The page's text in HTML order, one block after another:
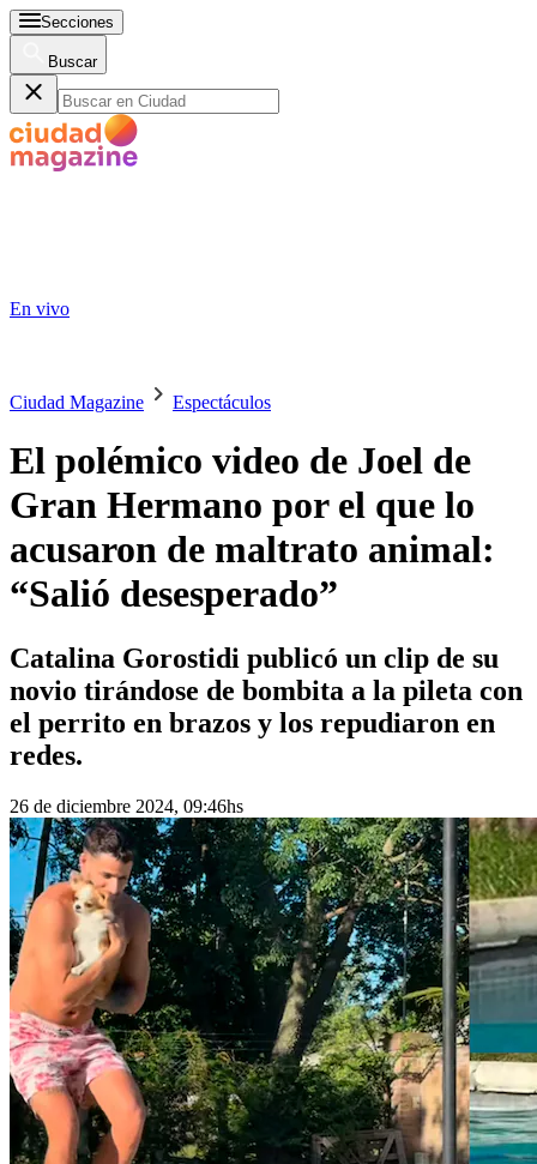
Secciones
Buscar
En vivo
Ciudad Magazine Espectáculos
El polémico video de Joel de
Gran Hermano por el que lo
acusaron de maltrato animal:
“Salió desesperado”
Catalina Gorostidi publicó un clip de su
novio tirándose de bombita a la pileta con
el perrito en brazos y los repudiaron en
redes.
26 de diciembre 2024, 09:46hs